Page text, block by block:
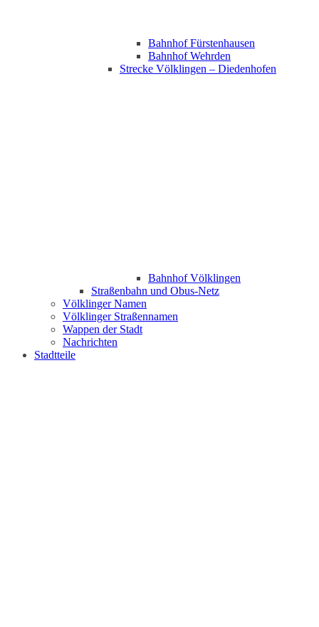
Bahnhof Fürstenhausen
Bahnhof Wehrden
Strecke Völklingen – Diedenhofen
Bahnhof Völklingen
Straßenbahn und Obus-Netz
Völklinger Namen
Völklinger Straßennamen
Wappen der Stadt
Nachrichten
Stadtteile